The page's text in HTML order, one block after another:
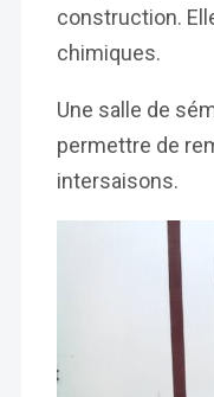
construction.
chimiques.
Une salle de
permettre de
intersaisons.